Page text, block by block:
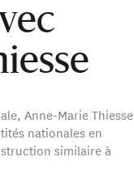
Anne-Marie Thiesse
nationales en
similaire à